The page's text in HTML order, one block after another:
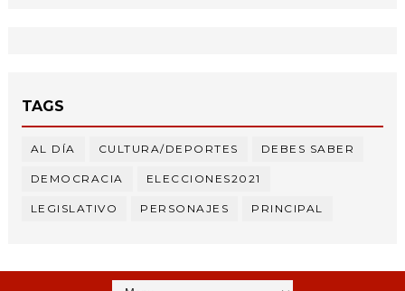
TAGS
AL DÍA CULTURA/DEPORTES DEBES SABER
DEMOCRACIA ELECCIONES2021
LEGISLATIVO PERSONAJES PRINCIPAL